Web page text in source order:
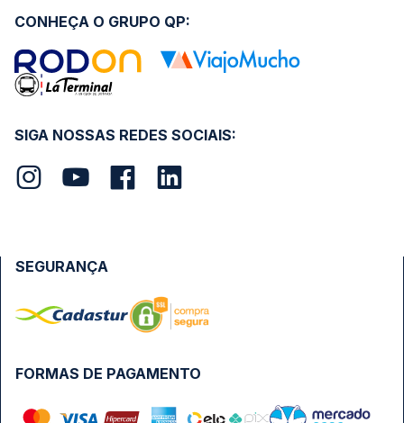
SIGA NOSSAS REDES SOCIAIS:
CONHEÇA O GRUPO QP:
FORMAS DE PAGAMENTO
SEGURANÇA